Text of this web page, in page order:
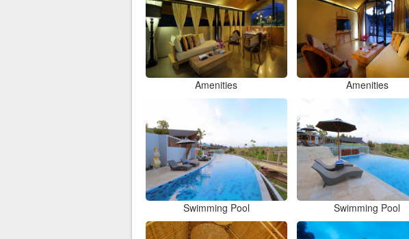
Amenities Amenities
Swimming Pool Swimming Pool